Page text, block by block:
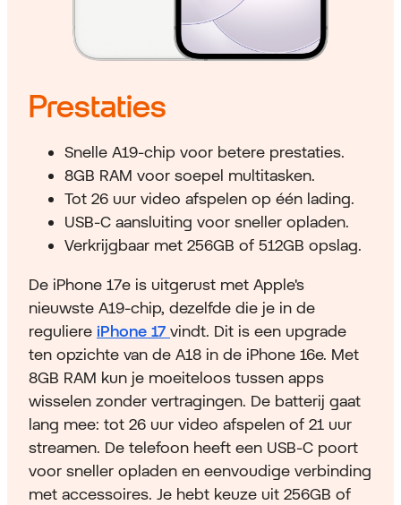
Prestaties
Snelle A19-chip voor betere prestaties.
8GB RAM voor soepel multitasken.
Tot 26 uur video afspelen op één lading.
USB-C aansluiting voor sneller opladen.
Verkrijgbaar met 256GB of 512GB opslag.
De iPhone 17e is uitgerust met Apple's
nieuwste A19-chip, dezelfde die je in de
reguliere iPhone 17 vindt. Dit is een upgrade
ten opzichte van de A18 in de iPhone 16e. Met
8GB RAM kun je moeiteloos tussen apps
wisselen zonder vertragingen. De batterij gaat
lang mee: tot 26 uur video afspelen of 21 uur
streamen. De telefoon heeft een USB-C poort
voor sneller opladen en eenvoudige verbinding
met accessoires. Je hebt keuze uit 256GB of